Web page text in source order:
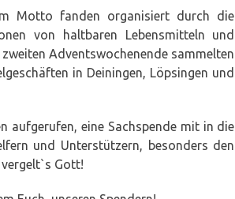
Motto fanden organisiert durch die
von haltbaren Lebensmitteln und
Adventswochenende sammelten
in Deiningen, Löpsingen und
aufgerufen, eine Sachspende mit in die
und Unterstützern, besonders den
Gott!